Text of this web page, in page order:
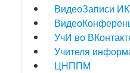
ВидеоЗаписи
УчИ во
Учителя
ЦНППМ